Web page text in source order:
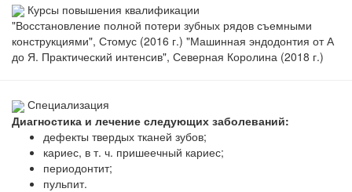
Курсы повышения квалификации
"Восстановление полной потери зубных рядов съемными
конструкциями", Стомус (2016 г.) "Машинная эндодонтия от А
до Я. Практический интенсив", Северная Королина (2018 г.)
Специализация
Диагностика и лечение следующих заболеваний:
дефекты твердых тканей зубов;
кариес, в т. ч. пришеечный кариес;
периодонтит;
пульпит.